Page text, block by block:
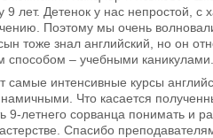
лет. Детенок у нас непростой, с
Поэтому мы очень
тоже знал английский, но он
– учебными
интенсивные курсы
Что касается
летнего сорванца понимать и
Спасибо